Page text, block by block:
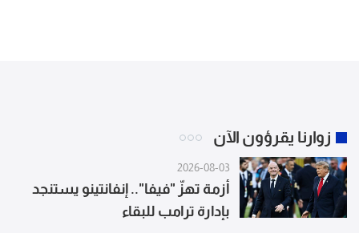
زوارنا يقرؤون الآن
2026-08-03
أزمة تهزّ "فيفا".. إنفانتينو يستنجد
بإدارة ترامب للبقاء